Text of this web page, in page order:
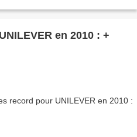
en 2010 : +